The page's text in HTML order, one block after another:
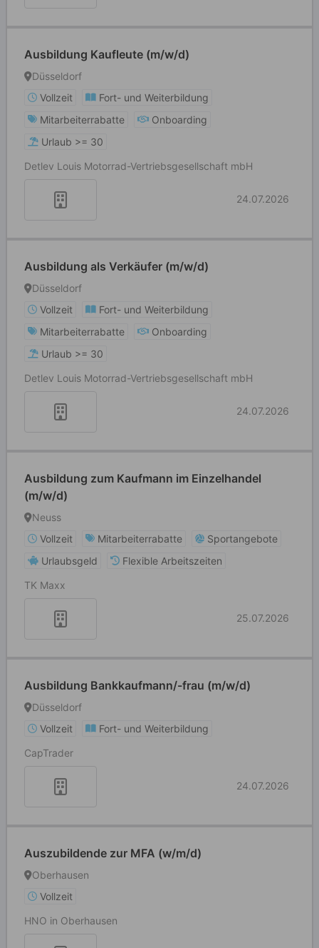
Ausbildung Kaufleute (m/w/d)
Düsseldorf
Vollzeit
Fort- und Weiterbildung
Mitarbeiterrabatte
Onboarding
Urlaub >= 30
Detlev Louis Motorrad-Vertriebsgesellschaft mbH
24.07.2026
Ausbildung als Verkäufer (m/w/d)
Düsseldorf
Vollzeit
Fort- und Weiterbildung
Mitarbeiterrabatte
Onboarding
Urlaub >= 30
Detlev Louis Motorrad-Vertriebsgesellschaft mbH
24.07.2026
Ausbildung zum Kaufmann im Einzelhandel
(m/w/d)
Neuss
Vollzeit
Mitarbeiterrabatte
Sportangebote
Urlaubsgeld
Flexible Arbeitszeiten
TK Maxx
25.07.2026
Ausbildung Bankkaufmann/-frau (m/w/d)
Düsseldorf
Vollzeit
Fort- und Weiterbildung
CapTrader
24.07.2026
Auszubildende zur MFA (w/m/d)
Oberhausen
Vollzeit
HNO in Oberhausen